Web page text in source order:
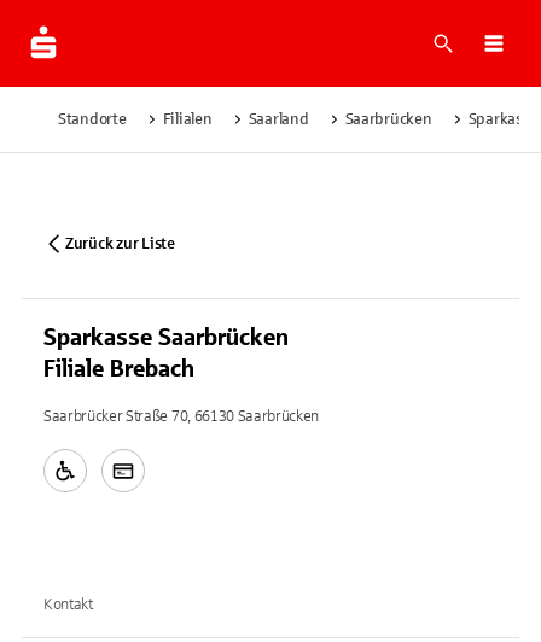
Suche
Standorte Filialen Saarland Saarbrücken
Zurück zur Liste
Sparkasse Saarbrücken
Filiale Brebach
Saarbrücker Straße 70, 66130 Saarbrücken
Kontakt